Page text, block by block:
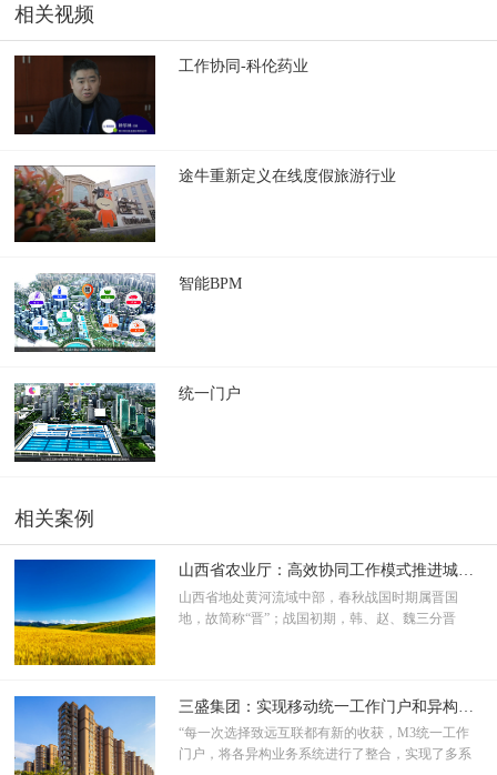
相关视频
工作协同-科伦药业
途牛重新定义在线度假旅游行业
智能BPM
统一门户
相关案例
山西省农业厅：高效协同工作模式推进城乡统筹发展
山西省地处黄河流域中部，春秋战国时期属晋国
地，故简称“晋”；战国初期，韩、赵、魏三分晋
小杂粮、设施蔬菜、规模养殖等10项扶持政策。扎
实推进农业基础设施建设，大力推广先进实用技
术，农业综合生产能力稳步提升，粮食总产量达到
127.4亿公斤，增产6.8%，再创历史新高。
“每一次选择致远互联都有新的收获，M3统一工作
门户，将各异构业务系统进行了整合，实现了多系